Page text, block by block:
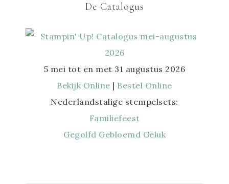
De Catalogus
5 mei tot en met 31 augustus 2026
Bekijk Online | Bestel Online
Nederlandstalige stempelsets:
Familiefeest
Gegolfd Gebloemd Geluk